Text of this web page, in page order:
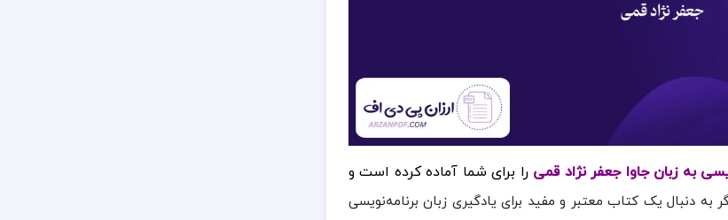
به زبان جاوا جعفر نژاد قمیرا برای شما آماده کرده است و
به دنبال یک کتاب معتبر و مفید برای یادگیری زبان برنامه‌نویسی